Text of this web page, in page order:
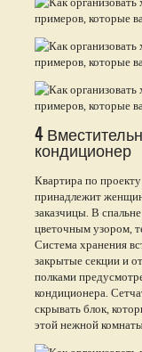
4
кондиционер
Квартира по
принадлежит
заказчицы. В
цветочным узором,
Система хранения
закрытые секции и
полками
кондиционера.
скрывать блок,
этой нежной